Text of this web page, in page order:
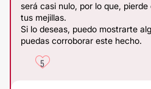
será casi nulo, por lo que,
tus mejillas.
Si lo deseas, puedo mostrarte
puedas corroborar este hecho.
5